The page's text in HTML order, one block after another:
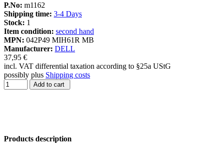
P.No: m1162
Shipping time: 3-4 Days
Stock: 1
Item condition: second hand
MPN: 042P49 MIH61R MB
Manufacturer: DELL
37,95 €
incl. VAT differential taxation according to §25a UStG
possibly plus Shipping costs
Add to cart
Products description